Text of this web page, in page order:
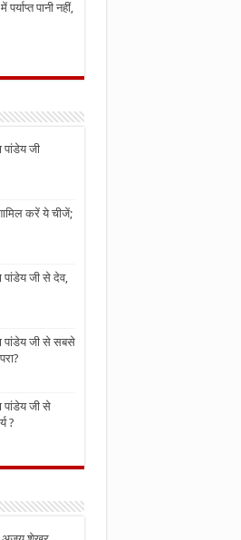
पानी नहीं,
पांडेय जी
करें ये चीजें;
पांडेय जी से देव,
पांडेय जी से सबसे
पांडेय जी से
?